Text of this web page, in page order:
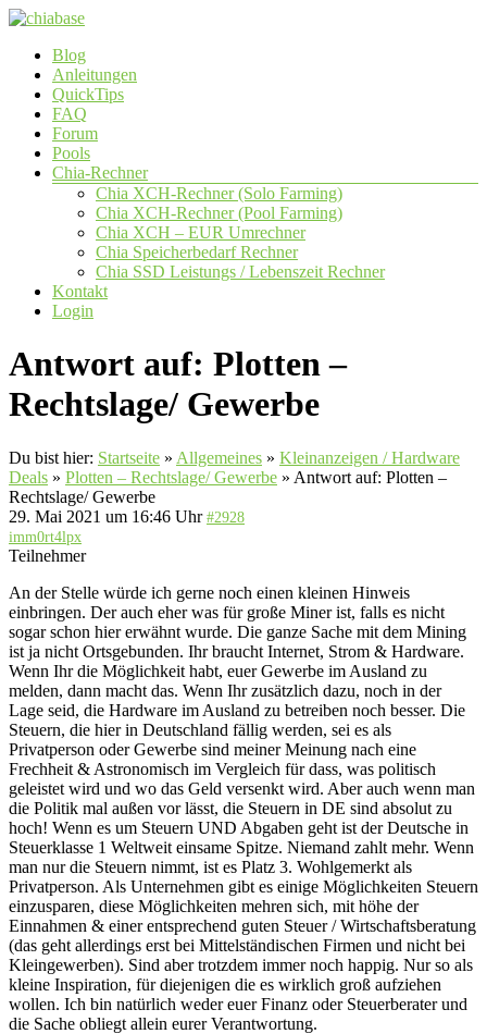
Zum
springen
chiabase
CHIA
Info-
Community
Seite
Menü
Blog
Anleitungen
QuickTips
FAQ
Forum
Pools
Chia-Rechner
Chia XCH-Rechner (Solo Farming)
Chia XCH-Rechner (Pool Farming)
Chia XCH – EUR Umrechner
Chia Speicherbedarf Rechner
Chia SSD Leistungs / Lebenszeit Rechner
Kontakt
Login
Antwort auf: Plotten –
Rechtslage/ Gewerbe
Du bist hier: Startseite » Allgemeines » Kleinanzeigen / Hardware
Deals » Plotten – Rechtslage/ Gewerbe » Antwort auf: Plotten –
Rechtslage/ Gewerbe
29. Mai 2021 um 16:46 Uhr #2928
imm0rt4lpx
Teilnehmer
An der Stelle würde ich gerne noch einen kleinen Hinweis
einbringen. Der auch eher was für große Miner ist, falls es nicht
sogar schon hier erwähnt wurde. Die ganze Sache mit dem Mining
ist ja nicht Ortsgebunden. Ihr braucht Internet, Strom & Hardware.
Wenn Ihr die Möglichkeit habt, euer Gewerbe im Ausland zu
melden, dann macht das. Wenn Ihr zusätzlich dazu, noch in der
Lage seid, die Hardware im Ausland zu betreiben noch besser. Die
Steuern, die hier in Deutschland fällig werden, sei es als
Privatperson oder Gewerbe sind meiner Meinung nach eine
Frechheit & Astronomisch im Vergleich für dass, was politisch
geleistet wird und wo das Geld versenkt wird. Aber auch wenn man
die Politik mal außen vor lässt, die Steuern in DE sind absolut zu
hoch! Wenn es um Steuern UND Abgaben geht ist der Deutsche in
Steuerklasse 1 Weltweit einsame Spitze. Niemand zahlt mehr. Wenn
man nur die Steuern nimmt, ist es Platz 3. Wohlgemerkt als
Privatperson. Als Unternehmen gibt es einige Möglichkeiten Steuern
einzusparen, diese Möglichkeiten mehren sich, mit höhe der
Einnahmen & einer entsprechend guten Steuer / Wirtschaftsberatung
(das geht allerdings erst bei Mittelständischen Firmen und nicht bei
Kleingewerben). Sind aber trotzdem immer noch happig. Nur so als
kleine Inspiration, für diejenigen die es wirklich groß aufziehen
wollen. Ich bin natürlich weder euer Finanz oder Steuerberater und
die Sache obliegt allein eurer Verantwortung.